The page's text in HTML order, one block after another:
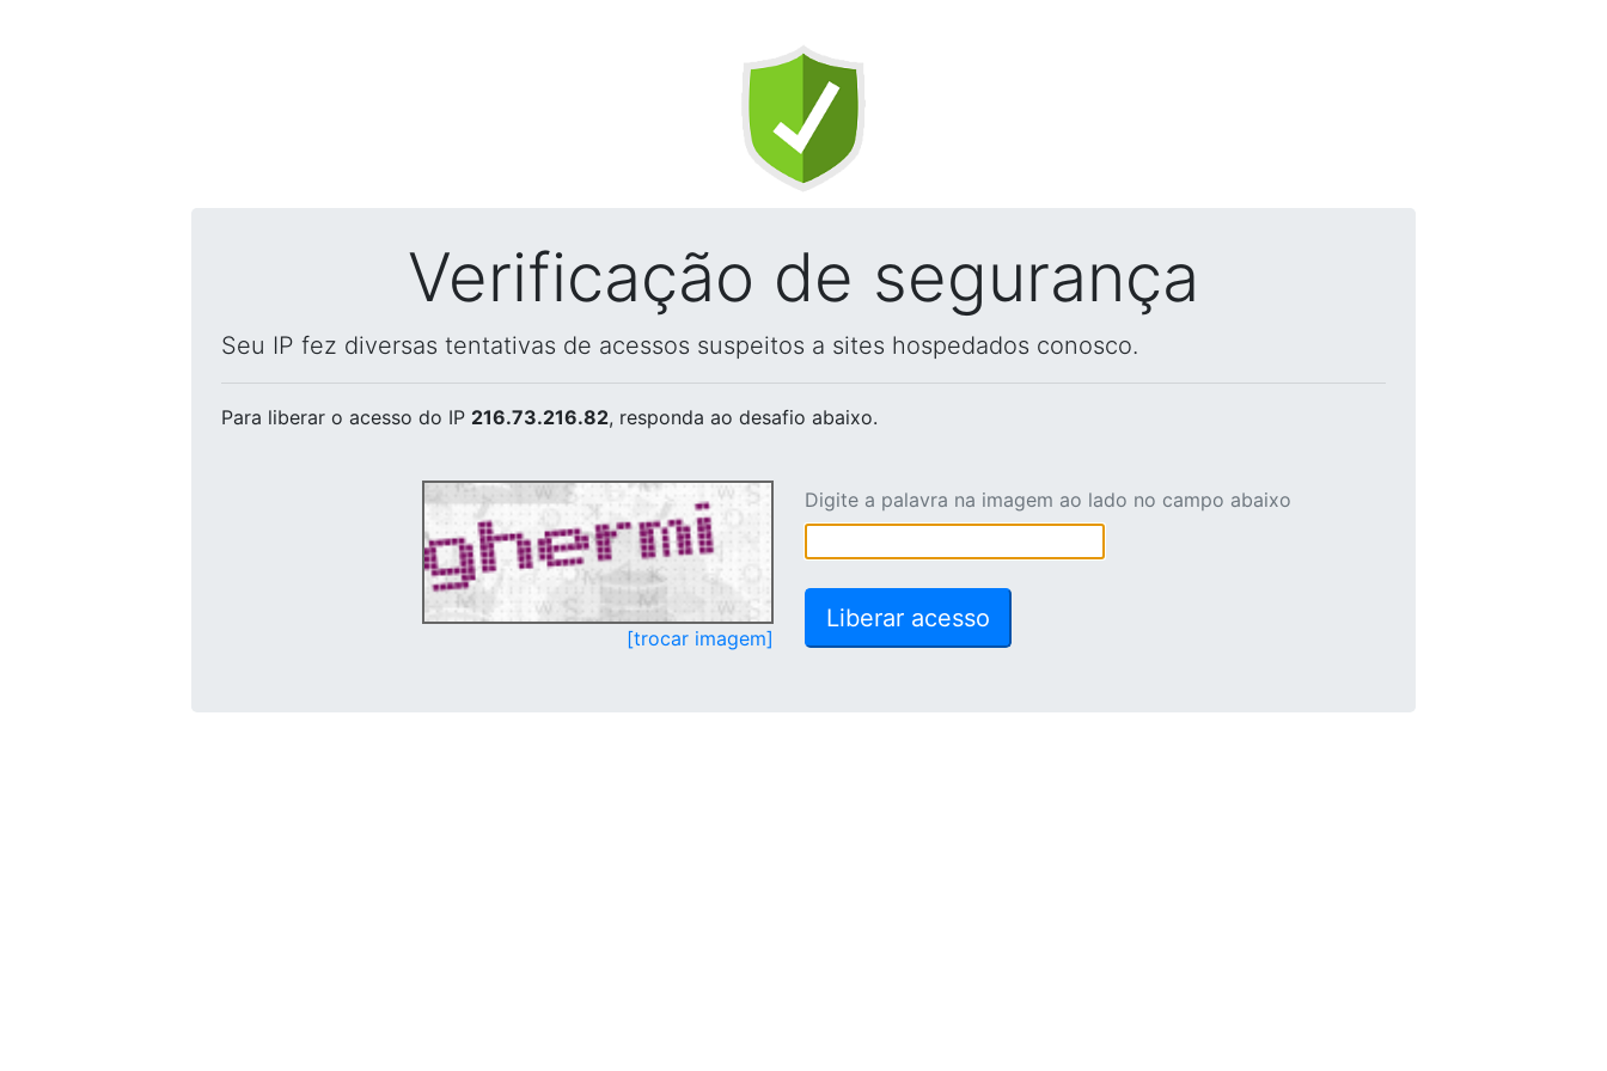
Verificação de segurança
Seu IP fez diversas tentativas de acessos suspeitos a sites hospedados conosco.
Para liberar o acesso do IP 216.73.216.82, responda ao desafio abaixo.
[trocar imagem]
Digite a palavra na imagem ao lado no campo abaixo